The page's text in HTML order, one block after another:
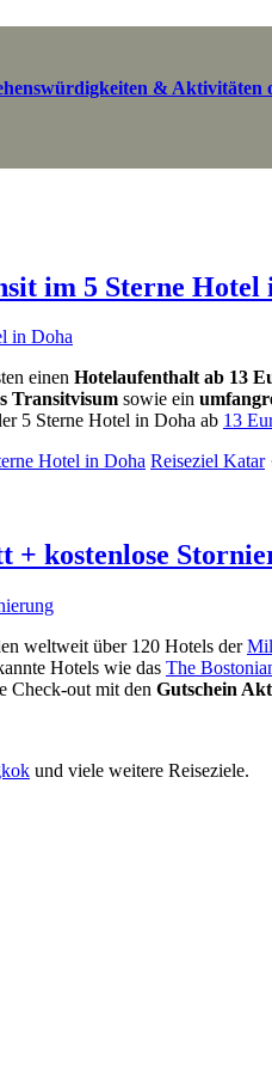
& Aktivitäten
im 5 Sterne Hotel
einen Hotelaufenthalt ab 13
Transitvisum sowie ein
5 Sterne Hotel in Doha ab 13
Hotel in Doha Reiseziel Katar
kostenlose
weltweit über 120 Hotels der
Hotels wie das The
Check-out mit den Gutschein
und viele weitere Reiseziele.